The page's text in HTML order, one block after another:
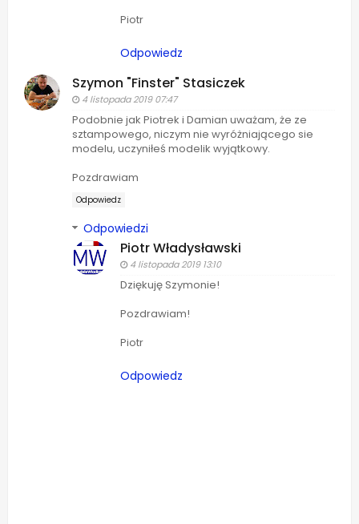
Piotr
Odpowiedz
Szymon "Finster" Stasiczek
4 listopada 2019 07:47
Podobnie jak Piotrek i Damian uważam, że ze
sztampowego, niczym nie wyróżniającego sie
modelu, uczyniłeś modelik wyjątkowy.
Pozdrawiam
Odpowiedz
Odpowiedzi
Piotr Władysławski
4 listopada 2019 13:10
Dziękuję Szymonie!
Pozdrawiam!
Piotr
Odpowiedz